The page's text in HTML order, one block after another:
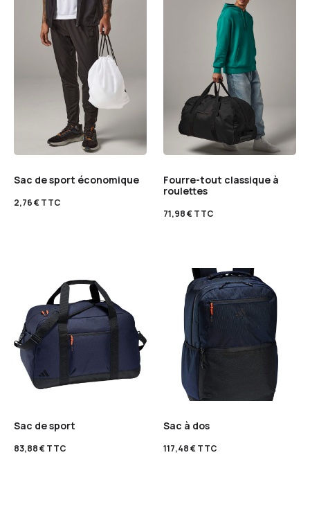
Sac de sport économique
2,76€TTC
Fourre-tout classique à
roulettes
71,98€TTC
Sac de sport
83,88€TTC
Sac à dos
117,48€TTC